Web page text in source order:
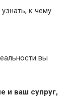
к чему
вы
и ваш супруг,